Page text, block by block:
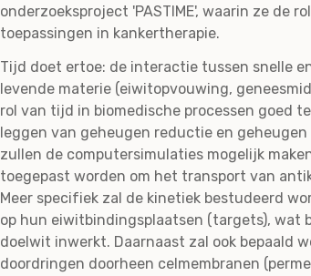
onderzoeksproject 'PASTIME', waarin ze de
toepassingen in kankertherapie.
Tijd doet ertoe: de interactie tussen snelle
levende materie (eiwitopvouwing,
rol van tijd in biomedische processen goed
leggen van geheugen reductie en
zullen de computersimulaties mogelijk
toegepast worden om het transport van
Meer specifiek zal de kinetiek bestudeerd
op hun eiwitbindingsplaatsen (targets), wat
doelwit inwerkt. Daarnaast zal ook bepaald
doordringen doorheen celmembranen